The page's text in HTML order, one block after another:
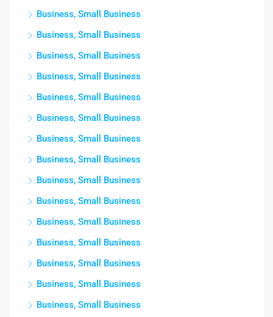
Business, Small Business
Business, Small Business
Business, Small Business
Business, Small Business
Business, Small Business
Business, Small Business
Business, Small Business
Business, Small Business
Business, Small Business
Business, Small Business
Business, Small Business
Business, Small Business
Business, Small Business
Business, Small Business
Business, Small Business